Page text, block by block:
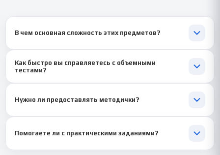
В чем основная сложность этих предметов?
практические алгоритмы действий и воинские уставы. Мы
помогаем систематизировать эти разнородные знания.
Как быстро вы справляетесь с объемными
тестами?
экспресс-помощи — от 1 часа! Главное — сразу уточнить
Нужно ли предоставлять методички?
вашего преподавателя. Но мы можем работать и без них — по
Помогаете ли с практическими заданиями?